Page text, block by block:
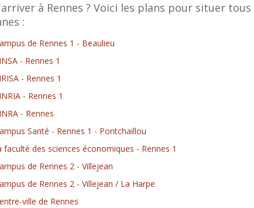
à Rennes ? Voici les plans pour situer
:
de Rennes 1 - Beaulieu
- Rennes 1
- Rennes 1
- Rennes 1
- Rennes
Santé - Rennes 1 - Pontchaillou
faculté des sciences économiques - Rennes 1
de Rennes 2 - Villejean
de Rennes 2 - Villejean / La Harpe
ville de Rennes